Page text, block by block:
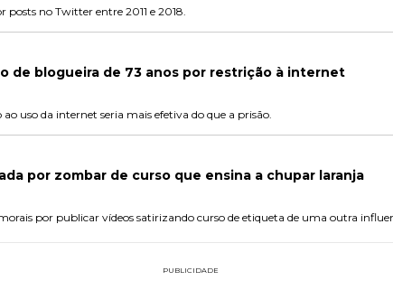
no Twitter entre 2011 e 2018.
de blogueira de 73 anos por restrição à internet
uso da internet seria mais efetiva do que a prisão.
por zombar de curso que ensina a chupar laranja
por publicar vídeos satirizando curso de etiqueta de uma outra
PUBLICIDADE